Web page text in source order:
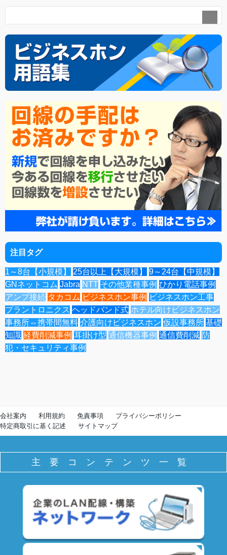
注目タグ
1～8台【小規模】 25台以上【大規模】
9～24台【中規模】
GNネットコム Jabra NTT その他業種事例 ひかり電話事例
アンプ接続 タカコム ビジネスホン事例 ビジネスホン工事
プラントロニクス ヘッドバンド式 ホテル向けビジネスホン
事務所⇔携帯間無料 介護向けビジネスホン 仮設事務所 基礎
知識 経費削減事例 耳掛け型 通信機器事例 通信費削減 防
犯・セキュリティ事例
会社案内 利用規約 免責事項
プライバシーポリシー
特定商取引に基く記述
サイトマップ
主要コンテンツ一覧